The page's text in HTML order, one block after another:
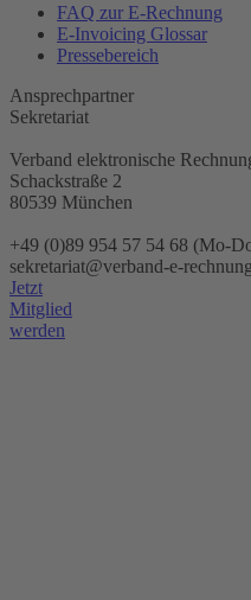
FAQ zur E-Rechnung
E-Invoicing Glossar
Pressebereich
Ansprechpartner
Sekretariat
Verband elektronische
Schackstraße 2
80539 München
+49 (0)89 954 57 54 68 (Mo-
sekretariat@verband-e-
Jetzt
Mitglied
werden